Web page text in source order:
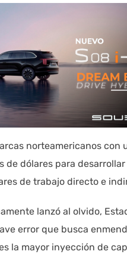
norteamericanos con
de dólares para
de trabajo directo e
lanzó al olvido,
error que busca
la mayor inyección de